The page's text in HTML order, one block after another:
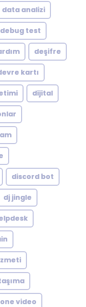
data analizi
debug test
deşifre
kartı
dijital
discord bot
dj jingle
video